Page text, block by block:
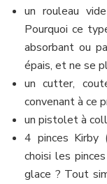
un rouleau
Pourquoi ce
absorbant ou
épais, et ne se
un cutter,
convenant à ce
un pistolet à
4 pinces Kirby
choisi les
glace ? Tout